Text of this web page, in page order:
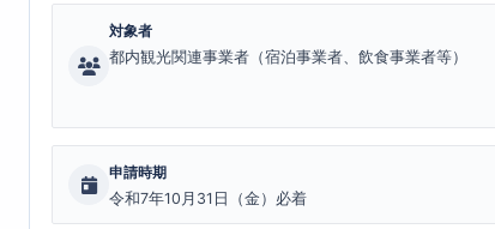
対象者
都内観光関連事業者（宿泊事業者、飲食事業者等）
申請時期
令和7年10月31日（金）必着